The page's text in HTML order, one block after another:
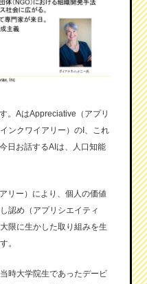
。AはAppreciative（アプリ
ンクワイアリー）のI、これ
日お話するAIは、人口知能
リー）により、個人の価値
認め（アプリシエイティ
限に生かした取り組みを生
。
時大学院生であったデービ